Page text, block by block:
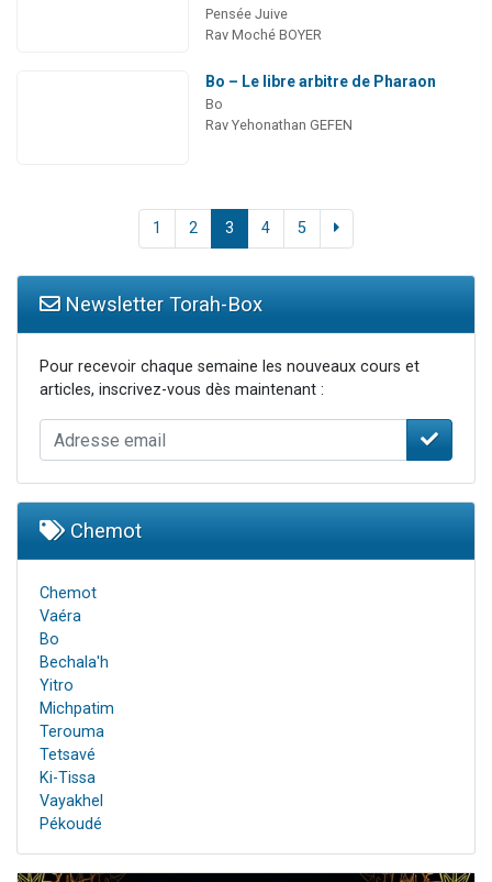
Pensée Juive
Rav Moché BOYER
Bo – Le libre arbitre de Pharaon
Bo
Rav Yehonathan GEFEN
1 2 3 4 5
Newsletter Torah-Box
Pour recevoir chaque semaine les nouveaux cours et
articles, inscrivez-vous dès maintenant :
Chemot
Chemot
Vaéra
Bo
Bechala'h
Yitro
Michpatim
Terouma
Tetsavé
Ki-Tissa
Vayakhel
Pékoudé